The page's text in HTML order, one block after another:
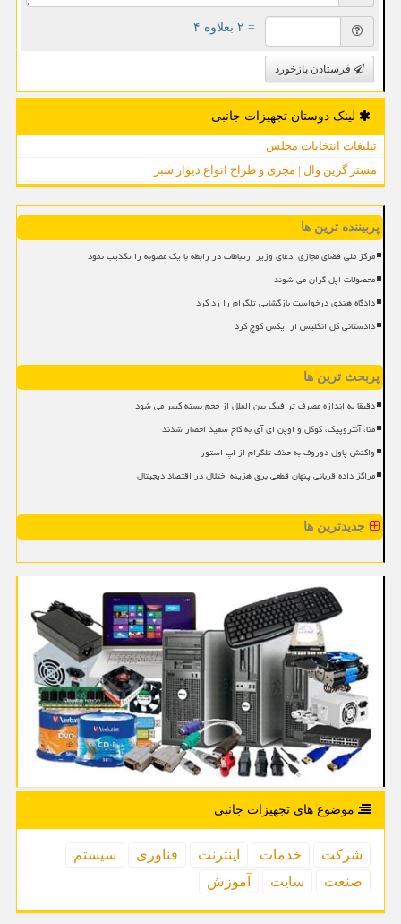
= ۲ بعلاوه ۴
فرستادن بازخورد
لینک دوستان تجهیزات جانبی
تبلیغات انتخابات مجلس
مستر گرین وال | مجری و طراح انواع دیوار سبز
پربیننده ترین ها
مرکز ملی فضای مجازی ادعای وزیر ارتباطات در رابطه با یک مصوبه را تکذیب نمود
محصولات اپل گران می شوند
دادگاه هندی درخواست بازگشایی تلگرام را رد کرد
دادستانی کل انگلیس از ایکس کوچ کرد
پربحث ترین ها
دقیقا به اندازه مصرف ترافیک بین الملل از حجم بسته کسر می شود
متا، آنتروپیک، گوگل و اوپن ای آی به کاخ سفید احضار شدند
واکنش پاول دوروف به حذف تلگرام از اپ استور
مراکز داده قربانی پنهان قطعی برق هزینه اختلال در اقتصاد دیجیتال
جدیدترین ها
موضوع های تجهیزات جانبی
شركت خدمات اینترنت فناوری
سیستم
صنعت
سایت آموزش